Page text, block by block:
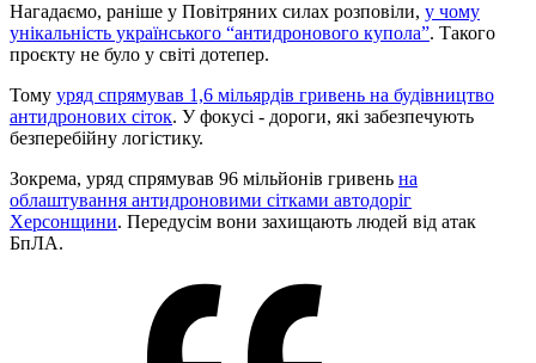
Нагадаємо, раніше у Повітряних силах розповіли, у чому
унікальність українського “антидронового купола”. Такого
проєкту не було у світі дотепер.
Тому уряд спрямував 1,6 мільярдів гривень на будівництво
антидронових сіток. У фокусі - дороги, які забезпечують
безперебійну логістику.
Зокрема, уряд спрямував 96 мільйонів гривень на
облаштування антидроновими сітками автодоріг
Херсонщини. Передусім вони захищають людей від атак
БпЛА.